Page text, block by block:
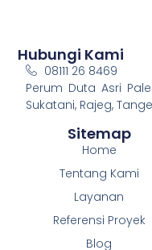
Hubungi Kami
08111 26 8469
Perum Duta Asri
Sukatani, Rajeg,
Sitemap
Home
Tentang Kami
Layanan
Referensi Proyek
Blog